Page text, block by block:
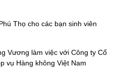
Thọ cho các bạn sinh viên
Vương làm việc với Công ty Cổ
vụ Hàng không Việt Nam